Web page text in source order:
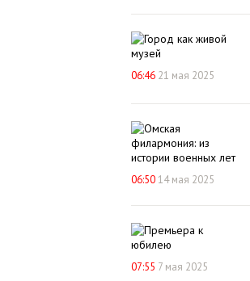
06:46 21 мая 2025
06:5014 мая 2025
07:55 7 мая 2025